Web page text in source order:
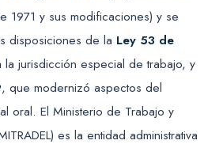
1971 y sus modificaciones) y se
disposiciones de la Ley 53 de
jurisdicción especial de trabajo, y
, que modernizó aspectos del
oral. El Ministerio de Trabajo y
es la entidad administrativa